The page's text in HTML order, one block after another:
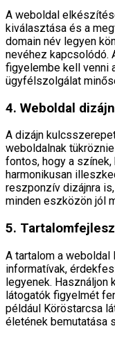
A weboldal
kiválasztása és a
domain név legyen
nevéhez kapcsolódó.
figyelembe kell venni
ügyfélszolgálat
4. Weboldal dizájn
A dizájn
weboldalnak
fontos, hogy a
harmonikusan
reszponzív dizájnra
minden eszközön jól
5.
A tartalom a
informatívak,
legyenek. Használjon
látogatók figyelmét
például Köröstarcsa
életének bemutatása